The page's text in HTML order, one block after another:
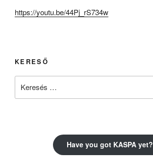
https://youtu.be/44Pj_rS734w
KERESŐ
Have you got KASPA yet?